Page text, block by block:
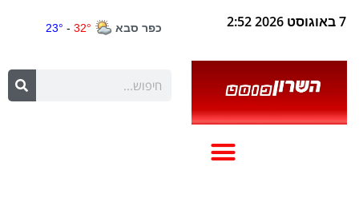
7 באוגוסט 2026 2:52